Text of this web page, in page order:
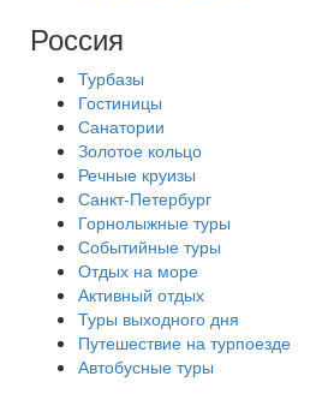
Россия
Турбазы
Гостиницы
Санатории
Золотое кольцо
Речные круизы
Санкт-Петербург
Горнолыжные туры
Событийные туры
Отдых на море
Активный отдых
Туры выходного дня
Путешествие на турпоезде
Автобусные туры